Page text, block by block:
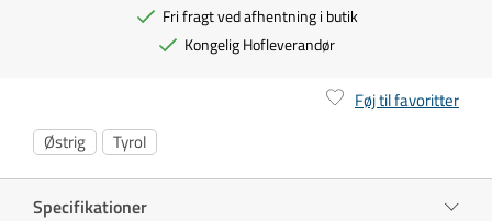
Fri fragt ved afhentning i butik
Kongelig Hofleverandør
Føj til favoritter
Østrig
Tyrol
Specifikationer